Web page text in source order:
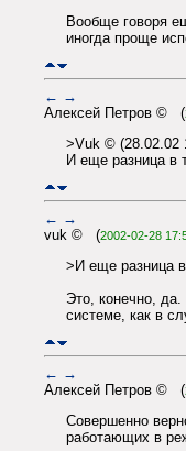
Вообще говоря
иногда проще
← →
Алексей Петров © (
>Vuk © (28.02.02
И еще разница в
← →
vuk © (2002-02-28
>И еще разница
Это, конечно,
системе, как в
← →
Алексей Петров © (
Совершенно
работающих в